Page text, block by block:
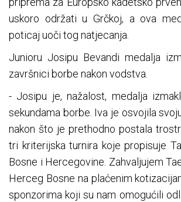
uskoro održati u Grčkoj, a ova
poticaj uoči tog natjecanja.
Junioru Josipu Bevandi medalja
završnici borbe nakon vodstva.
- Josipu je, nažalost, medalja
sekundama borbe. Iva je osvojila
nakon što je prethodno postala
tri kriterijska turnira koje propisuje
Bosne i Hercegovine. Zahvaljujem
Herceg Bosne na plaćenim
sponzorima koji su nam omogućili